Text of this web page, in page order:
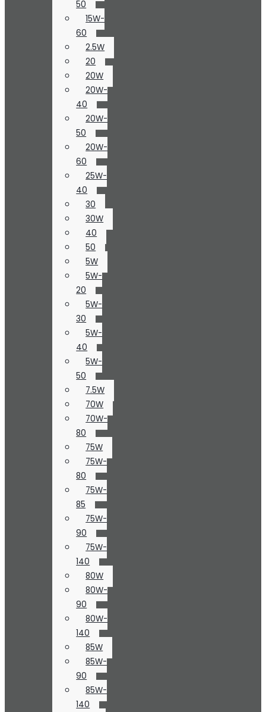
50
15W-
60
2.5W
20
20W
20W-
40
20W-
50
20W-
60
25W-
40
30
30W
40
50
5W
5W-
20
5W-
30
5W-
40
5W-
50
7.5W
70W
70W-
80
75W
75W-
80
75W-
85
75W-
90
75W-
140
80W
80W-
90
80W-
140
85W
85W-
90
85W-
140